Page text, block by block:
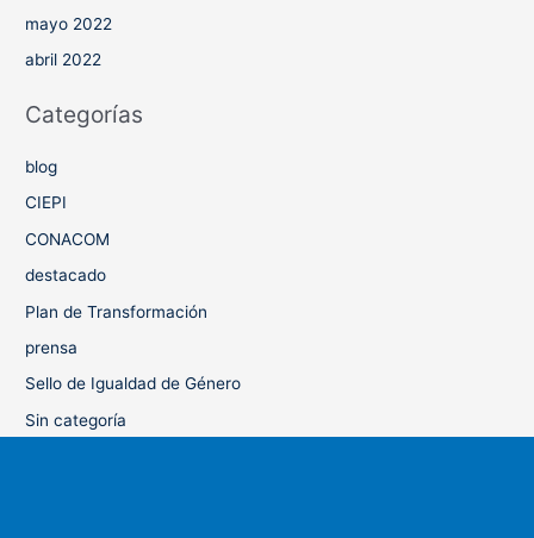
mayo 2022
abril 2022
Categorías
blog
CIEPI
CONACOM
destacado
Plan de Transformación
prensa
Sello de Igualdad de Género
Sin categoría